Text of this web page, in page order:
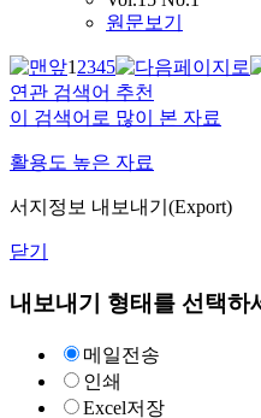
원문보기
12345
연관 검색어 추천
이 검색어로 많이 본 자료
활용도 높은 자료
서지정보 내보내기(Export)
닫기
내보내기 형태를 선택하
메일전송
인쇄
Excel저장